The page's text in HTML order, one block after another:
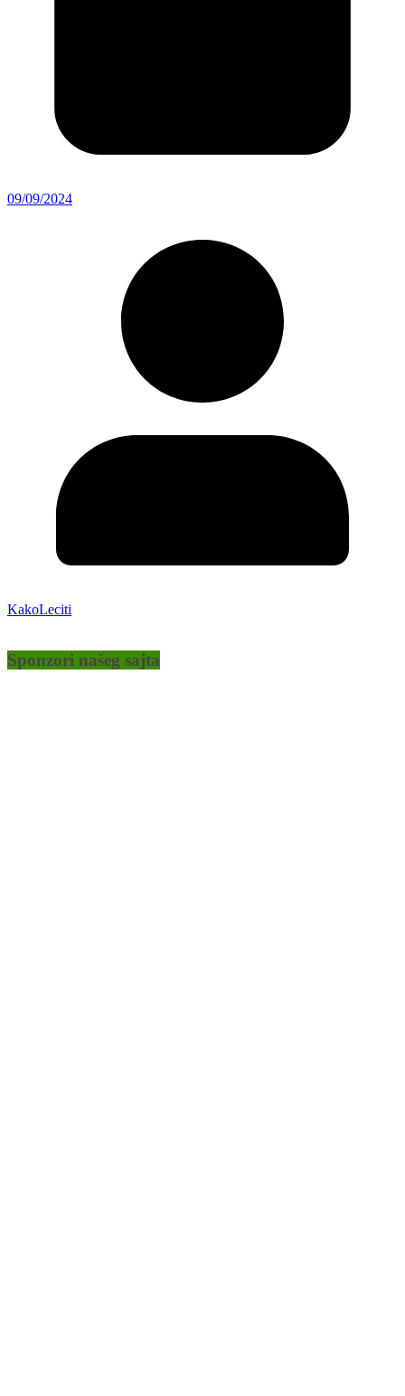
09/09/2024
KakoLeciti
Sponzori našeg sajta